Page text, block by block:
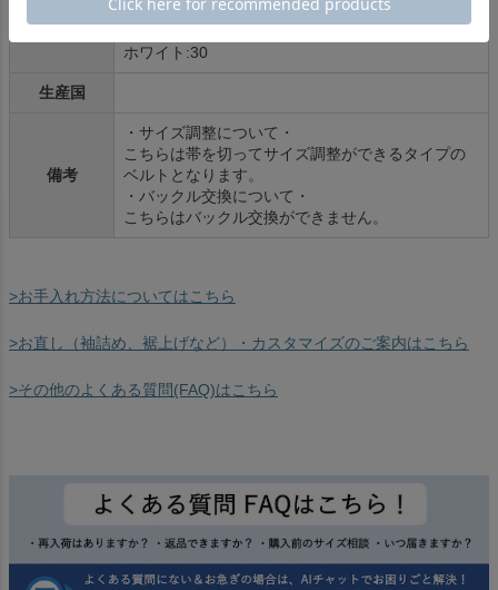
サイズ展開
ブラウン:30
ホワイト:30
生産国
備考
・サイズ調整について・
こちらは帯を切ってサイズ調整ができるタイプの
ベルトとなります。
・バックル交換について・
こちらはバックル交換ができません。
>お手入れ方法についてはこちら
>お直し（袖詰め、裾上げなど）・カスタマイズのご案内はこちら
>その他のよくある質問(FAQ)はこちら